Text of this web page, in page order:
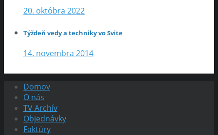
20. októbra 2022
Týždeň vedy a techniky vo Svite
14. novembra 2014
Domov
O nás
TV Archív
Objednávky
Faktúry